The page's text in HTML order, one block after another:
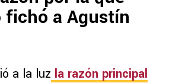
fichó a Agustín
a la luz la razón principal